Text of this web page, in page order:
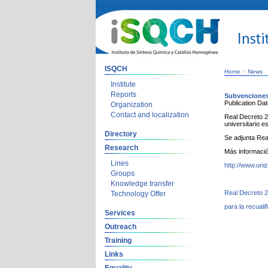
ISQCH
Institute
Reports
Organization
Contact and localization
Directory
Research
Lines
Groups
Knowledge transfer
Technology Offer
Services
Outreach
Training
Links
Home > News
Publication
Real Decreto
universitario
Se adjunta
Más
http://
Real Decreto
para la